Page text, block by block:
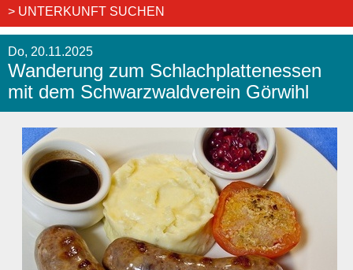
> UNTERKUNFT SUCHEN
Do, 20.11.2025
Wanderung zum Schlachplattenessen
mit dem Schwarzwaldverein Görwihl